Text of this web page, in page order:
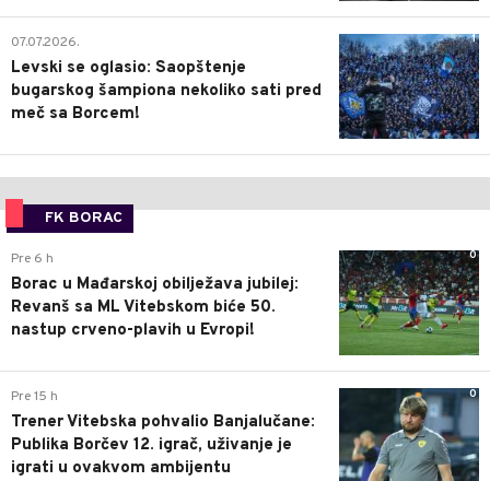
1
07.07.2026.
Levski se oglasio: Saopštenje
bugarskog šampiona nekoliko sati pred
meč sa Borcem!
FK BORAC
0
Pre 6 h
Borac u Mađarskoj obilježava jubilej:
Revanš sa ML Vitebskom biće 50.
nastup crveno-plavih u Evropi!
0
Pre 15 h
Trener Vitebska pohvalio Banjalučane:
Publika Borčev 12. igrač, uživanje je
igrati u ovakvom ambijentu